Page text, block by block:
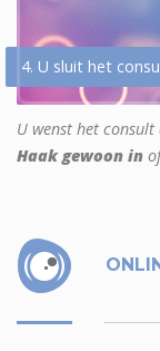
4. U sluit het
U wenst het consult
Haak gewoon in